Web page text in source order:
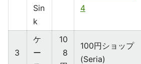
Sin
k
4
3
ケ
ー
10
8
100円ショップ
(Seria)